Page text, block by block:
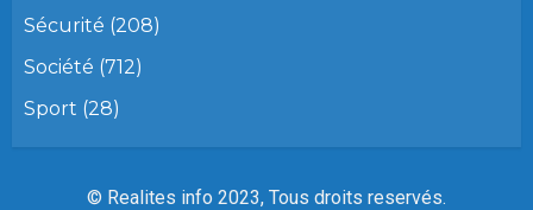
Sécurité (208)
Société (712)
Sport (28)